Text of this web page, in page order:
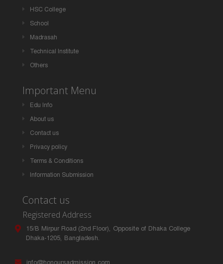
HSC College
School
Madrasah
Technical Institute
Others
Important Menu
Edu Info
About us
Contact us
Privacy policy
Terms & Conditions
Information Submission
Contact us
Registered Address
15/B Mirpur Road (2nd Floor), Opposite of Dhaka College
Dhaka-1205, Bangladesh.
info@honoursadmission.com